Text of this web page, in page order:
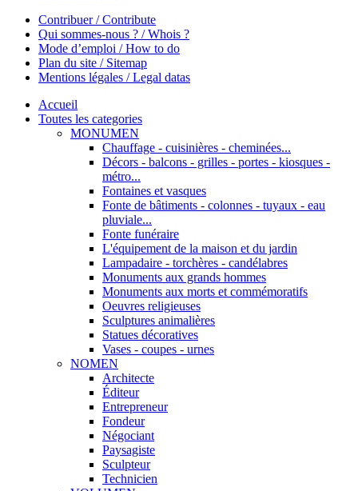
Contribuer / Contribute
Qui sommes-nous ? / Whois ?
Mode d’emploi / How to do
Plan du site / Sitemap
Mentions légales / Legal datas
Accueil
Toutes les categories
MONUMEN
Chauffage - cuisinières - cheminées...
Décors - balcons - grilles - portes - kiosques -
métro...
Fontaines et vasques
Fonte de bâtiments - colonnes - tuyaux - eau
pluviale...
Fonte funéraire
L'équipement de la maison et du jardin
Lampadaire - torchères - candélabres
Monuments aux grands hommes
Monuments aux morts et commémoratifs
Oeuvres religieuses
Sculptures animalières
Statues décoratives
Vases - coupes - urnes
NOMEN
Architecte
Éditeur
Entrepreneur
Fondeur
Négociant
Paysagiste
Sculpteur
Technicien